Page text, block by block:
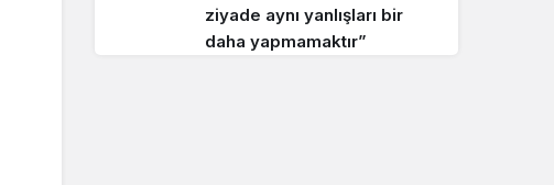
ziyade aynı yanlışları bir
daha yapmamaktır”